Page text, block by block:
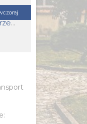
Firma: Wyrób i Sprzedaż Pieczywa i Wyrobów Spożywczych S.C.RAFAŁ NERKOWSKI, TOMASZ CWALINA